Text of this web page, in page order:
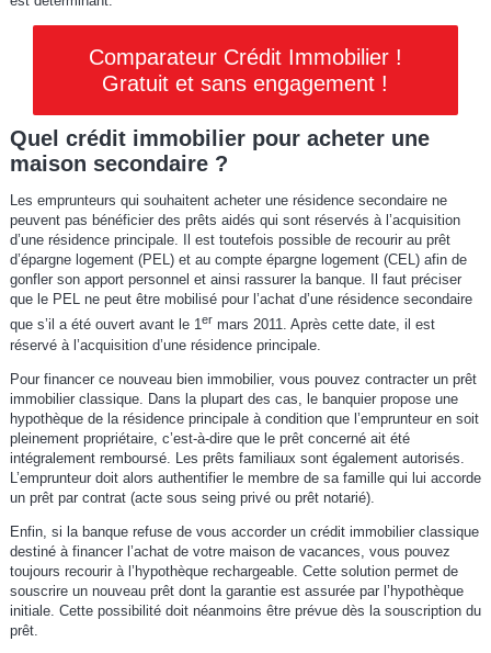
Comparateur Crédit Immobilier !
Gratuit et sans engagement !
Quel crédit immobilier pour acheter une
maison secondaire ?
Les emprunteurs qui souhaitent acheter une résidence secondaire ne
peuvent pas bénéficier des prêts aidés qui sont réservés à l’acquisition
d’une résidence principale. Il est toutefois possible de recourir au prêt
d’épargne logement (PEL) et au compte épargne logement (CEL) afin de
gonfler son apport personnel et ainsi rassurer la banque. Il faut préciser
que le PEL ne peut être mobilisé pour l’achat d’une résidence secondaire
que s’il a été ouvert avant le 1er mars 2011. Après cette date, il est
réservé à l’acquisition d’une résidence principale.
Pour financer ce nouveau bien immobilier, vous pouvez contracter un prêt
immobilier classique. Dans la plupart des cas, le banquier propose une
hypothèque de la résidence principale à condition que l’emprunteur en soit
pleinement propriétaire, c’est-à-dire que le prêt concerné ait été
intégralement remboursé. Les prêts familiaux sont également autorisés.
L’emprunteur doit alors authentifier le membre de sa famille qui lui accorde
un prêt par contrat (acte sous seing privé ou prêt notarié).
Enfin, si la banque refuse de vous accorder un crédit immobilier classique
destiné à financer l’achat de votre maison de vacances, vous pouvez
toujours recourir à l’hypothèque rechargeable. Cette solution permet de
souscrire un nouveau prêt dont la garantie est assurée par l’hypothèque
initiale. Cette possibilité doit néanmoins être prévue dès la souscription du
prêt.